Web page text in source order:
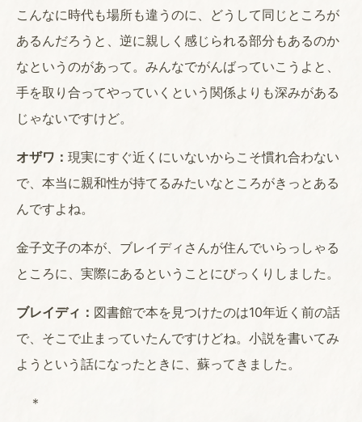
こんなに時代も場所も違うのに、どうして同じところが
あるんだろうと、逆に親しく感じられる部分もあるのか
なというのがあって。みんなでがんばっていこうよと、
手を取り合ってやっていくという関係よりも深みがある
じゃないですけど。
オザワ： 現実にすぐ近くにいないからこそ慣れ合わない
で、本当に親和性が持てるみたいなところがきっとある
んですよね。
金子文子の本が、ブレイディさんが住んでいらっしゃる
ところに、実際にあるということにびっくりしました。
ブレイディ： 図書館で本を見つけたのは10年近く前の話
で、そこで止まっていたんですけどね。小説を書いてみ
ようという話になったときに、蘇ってきました。
＊